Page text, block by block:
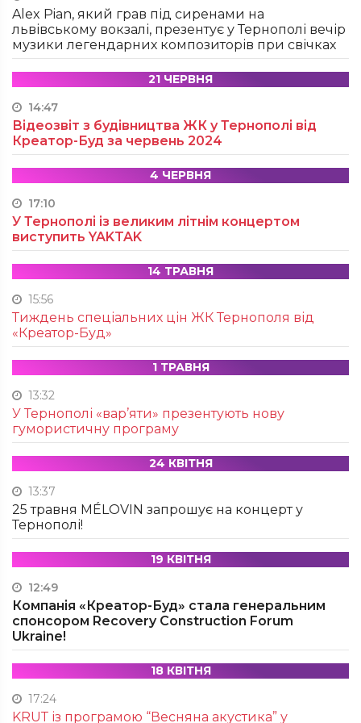
Alex Pian, який грав під сиренами на
львівському вокзалі, презентує у Тернополі вечір
музики легендарних композиторів при свічках
21 ЧЕРВНЯ
14:47
Відеозвіт з будівництва ЖК у Тернополі від
Креатор-Буд за червень 2024
4 ЧЕРВНЯ
17:10
У Тернополі із великим літнім концертом
виступить YAKTAK
14 ТРАВНЯ
15:56
Тиждень спеціальних цін ЖК Тернополя від
«Креатор-Буд»
1 ТРАВНЯ
13:32
У Тернополі «вар’яти» презентують нову
гумористичну програму
24 КВІТНЯ
13:37
25 травня MÉLOVIN запрошує на концерт у
Тернополі!
19 КВІТНЯ
12:49
Компанія «Креатор-Буд» стала генеральним
спонсором Recovery Construction Forum
Ukraine!
18 КВІТНЯ
17:24
KRUТ із програмою “Весняна акустика” у